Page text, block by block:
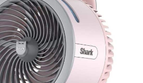
N'hésitez pas à
l'utiliser. En effet, le
ventilateur de
brumisation de
camping en plein air
doit subir des tests
fonctionnels
professionnels